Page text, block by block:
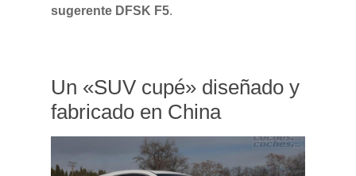
sugerente DFSK F5.
Un «SUV cupé» diseñado y
fabricado en China